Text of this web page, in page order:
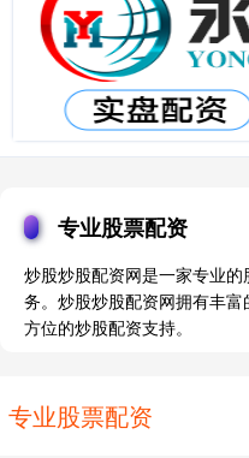
专业股票配资
炒股炒股配资网是一家专业
务。炒股炒股配资网拥有丰
方位的炒股配资支持。
专业股票配资